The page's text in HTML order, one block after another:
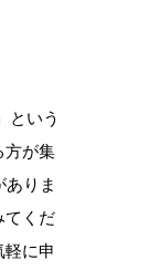
」という
方が集
ありま
てくだ
に申